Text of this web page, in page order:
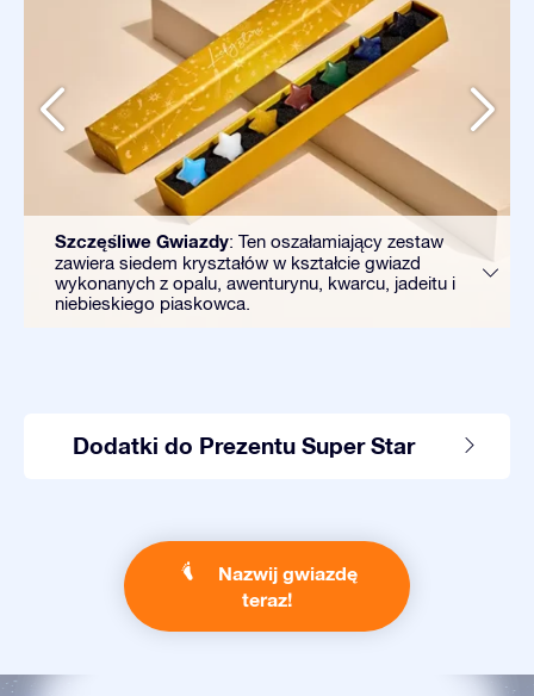
Szczęśliwe Gwiazdy: Ten oszałamiający zestaw
zawiera siedem kryształów w kształcie gwiazd
wykonanych z opalu, awenturynu, kwarcu, jadeitu i
niebieskiego piaskowca.
Dodatki do Prezentu Super Star
Nazwij gwiazdę
teraz!